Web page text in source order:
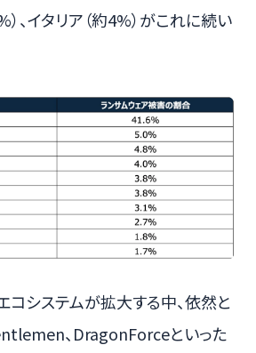
）、イタリア（約4%）がこれに続い
コシステムが拡大する中、依然と
、DragonForceといった